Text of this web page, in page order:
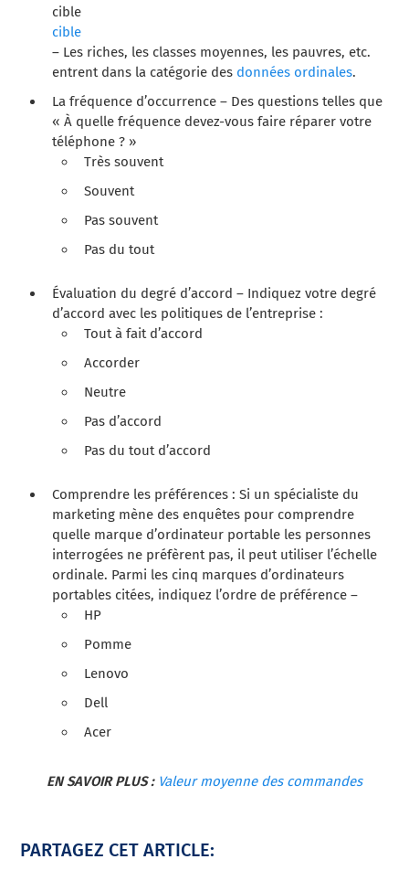
cible
cible
– Les riches, les classes moyennes, les pauvres, etc.
entrent dans la catégorie des données ordinales.
La fréquence d’occurrence – Des questions telles que
« À quelle fréquence devez-vous faire réparer votre
téléphone ? »
Très souvent
Souvent
Pas souvent
Pas du tout
Évaluation du degré d’accord – Indiquez votre degré
d’accord avec les politiques de l’entreprise :
Tout à fait d’accord
Accorder
Neutre
Pas d’accord
Pas du tout d’accord
Comprendre les préférences : Si un spécialiste du
marketing mène des enquêtes pour comprendre
quelle marque d’ordinateur portable les personnes
interrogées ne préfèrent pas, il peut utiliser l’échelle
ordinale. Parmi les cinq marques d’ordinateurs
portables citées, indiquez l’ordre de préférence –
HP
Pomme
Lenovo
Dell
Acer
EN SAVOIR PLUS : Valeur moyenne des commandes
PARTAGEZ CET ARTICLE: